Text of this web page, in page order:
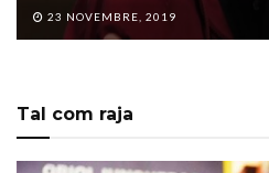
23 NOVEMBRE, 2019
Tal com raja